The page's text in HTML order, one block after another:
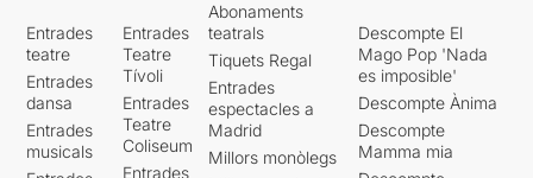
Entrades
teatre
Entrades
dansa
Entrades
musicals
Entrades
Teatre
Tívoli
Entrades
Teatre
Coliseum
Entrades
Abonaments
teatrals
Tiquets Regal
Entrades
espectacles a
Madrid
Millors monòlegs
Descompte El
Mago Pop 'Nada
es imposible'
Descompte Ànima
Descompte
Mamma mia